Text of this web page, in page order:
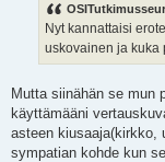
Nyt kannattaisi
uskovainen ja kuka
Mutta siinähän se mun
käyttämääni
asteen kiusaaja(kirkko,
sympatian kohde kun